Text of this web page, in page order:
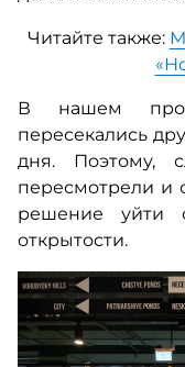
Читайте также:
В нашем
пересекались
дня. Поэтому,
пересмотрели и
решение уйти
открытости.